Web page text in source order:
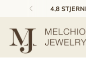
4,8